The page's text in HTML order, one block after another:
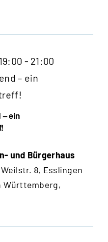
– ein
- 21:00
– ein
und Bürgerhaus
Weilstr. 8, Esslingen
Württemberg,